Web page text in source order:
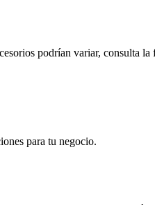
podrían variar, consulta
para tu negocio.